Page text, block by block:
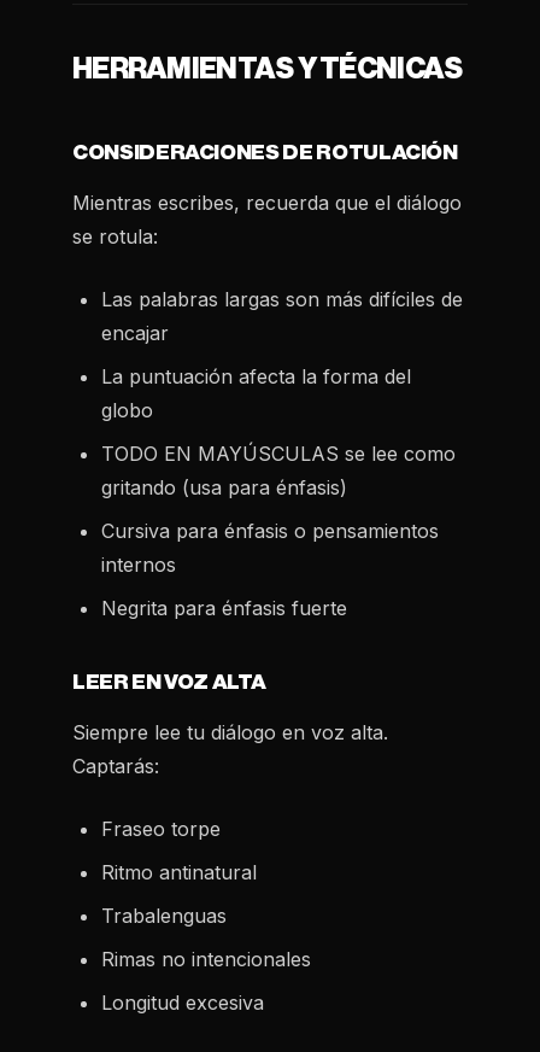
HERRAMIENTAS Y TÉCNICAS
CONSIDERACIONES DE ROTULACIÓN
Mientras escribes, recuerda que el diálogo
se rotula:
Las palabras largas son más difíciles de
encajar
La puntuación afecta la forma del
globo
TODO EN MAYÚSCULAS se lee como
gritando (usa para énfasis)
Cursiva para énfasis o pensamientos
internos
Negrita para énfasis fuerte
LEER EN VOZ ALTA
Siempre lee tu diálogo en voz alta.
Captarás:
Fraseo torpe
Ritmo antinatural
Trabalenguas
Rimas no intencionales
Longitud excesiva